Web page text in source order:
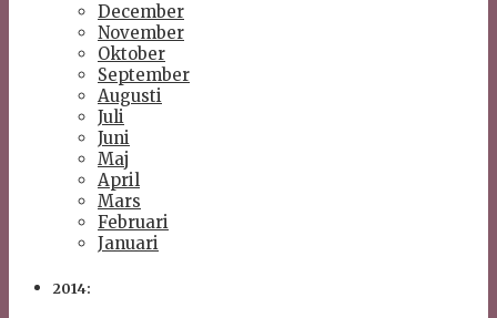
December
November
Oktober
September
Augusti
Juli
Juni
Maj
April
Mars
Februari
Januari
2014: